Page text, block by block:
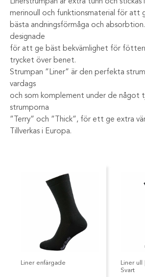
merinoull och funktionsmaterial för att
bästa andningsförmåga och
designade
för att ge bäst bekvämlighet för
trycket över benet.
Strumpan ”Liner” är den perfekta
vardags
och som komplement under de något
strumporna
”Terry” och ”Thick”, för ett ge extra
Tillverkas i Europa.
Liner enfärgade
Liner ull
Svart